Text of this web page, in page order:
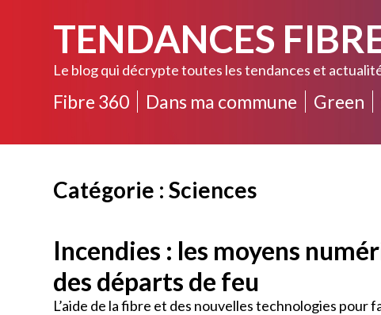
TENDANCES
Le blog qui décrypte toutes les tendances et
Fibre 360 Dans ma commune Green
Catégorie : Sciences
Incendies : les moyens
des départs de feu
L’aide de la fibre et des nouvelles technologies pour